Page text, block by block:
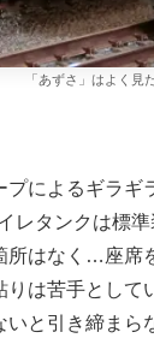
「あずさ」はよく見
プによるギラギ
レタンクは標
所はなく…座席
りは苦手として
いと引き締まら